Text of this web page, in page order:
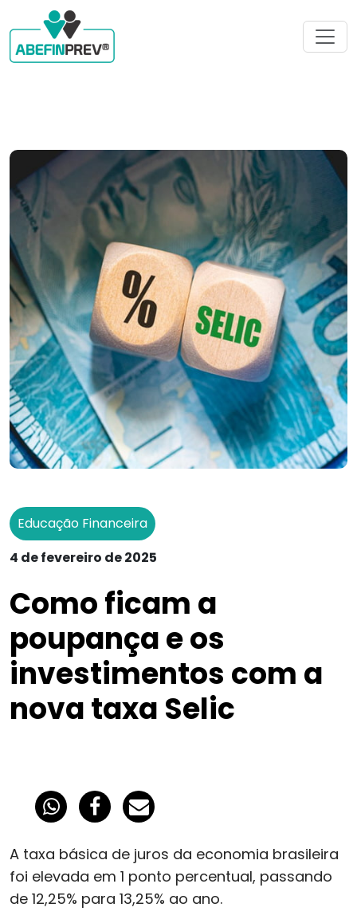
Educação Financeira
4 de fevereiro de 2025
Como ficam a
poupança e os
investimentos com a
nova taxa Selic
A taxa básica de juros da economia brasileira
foi elevada em 1 ponto percentual, passando
de 12,25% para 13,25% ao ano.